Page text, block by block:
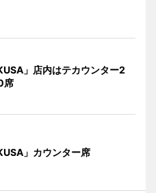
」店内はテカウンター2
席
」カウンター席